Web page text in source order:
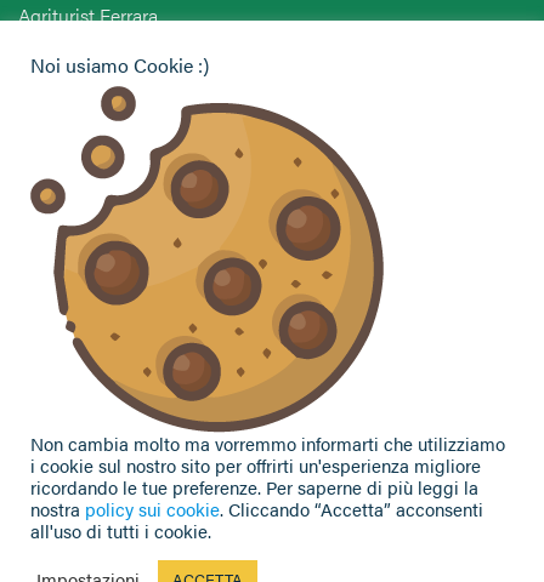
Agriturist Ferrara
ENAPA Modena
Hai bisogno di informazioni?
Vuoi contattarci per ricevere assistenza, lasciare un
commento o chiedere informazioni?
CONTATTACI
Seguici sui social
Privacy Policy|Cookie Policy
© 2002-2026 CAA Confagricoltura Emilia Romagna srl - P.IVA
Noi usiamo Cookie :)
Non cambia molto ma vorremmo informarti che utilizziamo
i cookie sul nostro sito per offrirti un'esperienza migliore
ricordando le tue preferenze. Per saperne di più leggi la
nostra policy sui cookie. Cliccando “Accetta” acconsenti
all'uso di tutti i cookie.